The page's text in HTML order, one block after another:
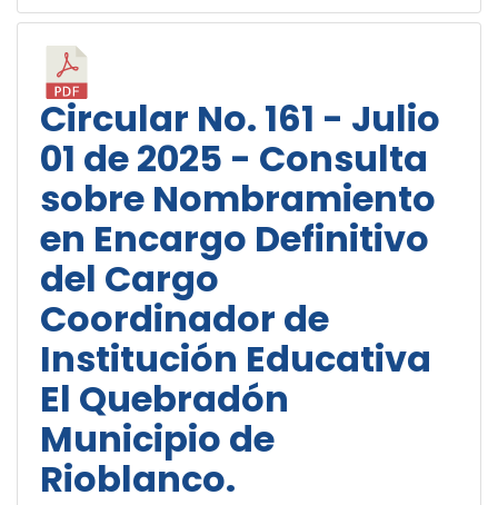
Circular No. 161 - Julio
01 de 2025 - Consulta
sobre Nombramiento
en Encargo Definitivo
del Cargo
Coordinador de
Institución Educativa
El Quebradón
Municipio de
Rioblanco.